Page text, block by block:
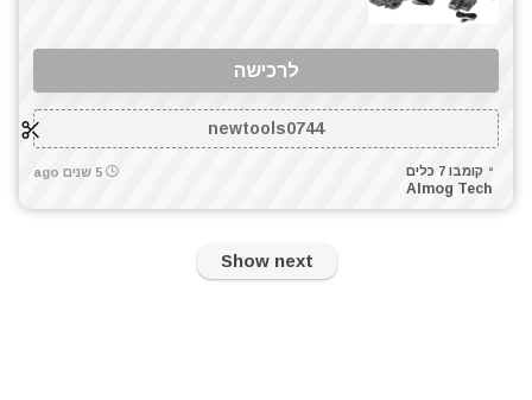
לרכישה
newtools0744
קומבו 7 כלים
Almog Tech
5 שנים ago
Show next